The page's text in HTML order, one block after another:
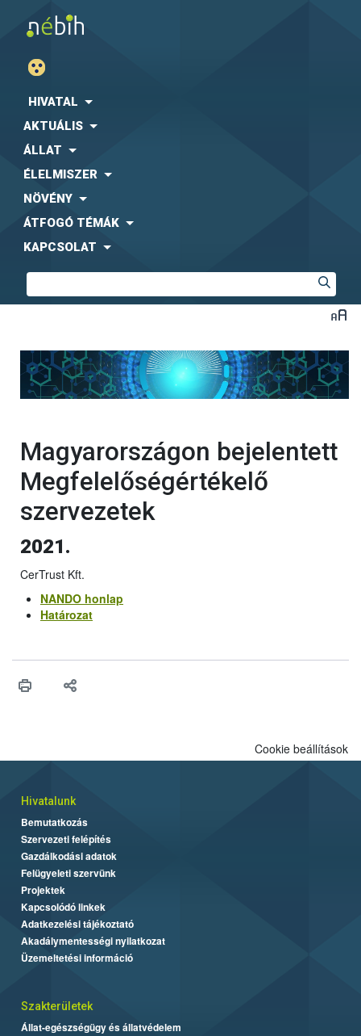
HIVATAL
AKTUÁLIS
ÁLLAT
ÉLELMISZER
NÖVÉNY
ÁTFOGÓ TÉMÁK
KAPCSOLAT
Magyarországon bejelentett
Megfelelőségértékelő
szervezetek
2021.
CerTrust Kft.
NANDO honlap
Határozat
Cookie beállítások
Hivatalunk
Bemutatkozás
Szervezeti felépítés
Gazdálkodási adatok
Felügyeleti szervünk
Projektek
Kapcsolódó linkek
Adatkezelési tájékoztató
Akadálymentességi nyilatkozat
Üzemeltetési információ
Szakterületek
Állat-egészségügy és állatvédelem